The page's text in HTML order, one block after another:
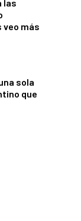
las
más
sola
que